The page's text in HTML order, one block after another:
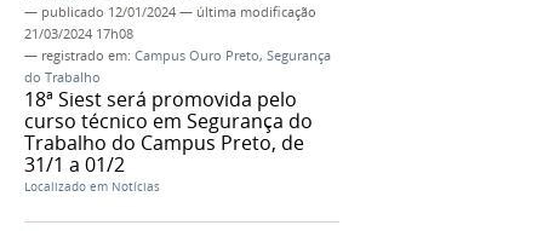
— publicado 12/01/2024 — última modificação
21/03/2024 17h08
— registrado em: Campus Ouro Preto, Segurança
do Trabalho
18ª Siest será promovida pelo
curso técnico em Segurança do
Trabalho do Campus Preto, de
31/1 a 01/2
Localizado em Notícias